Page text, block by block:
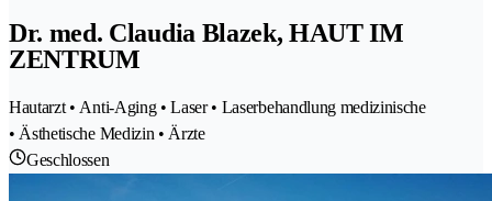
Dr. med. Claudia Blazek, HAUT IM
ZENTRUM
Hautarzt • Anti-Aging • Laser • Laserbehandlung medizinische
• Ästhetische Medizin • Ärzte
Geschlossen